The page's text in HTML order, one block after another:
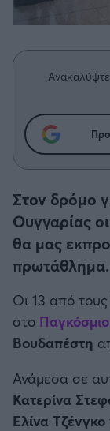
Δημήτρης
Άρης
Βόλος
Συνεντεύξεις
Μια Ιστορία
Στον δρόμο
Ουγγαρίας
θα μας
πρωτάθλημα.
Οι 13 από
στο
Βουδαπέστη
Ανάμεσα σε
Κατερίνα
Ελίνα Τζένγκο